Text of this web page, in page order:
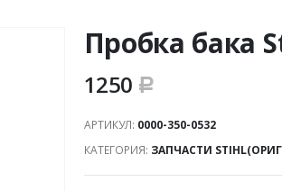
Пробка бака
1250 Р
АРТИКУЛ: 0000-350-0532
КАТЕГОРИЯ: ЗАПЧАСТИ